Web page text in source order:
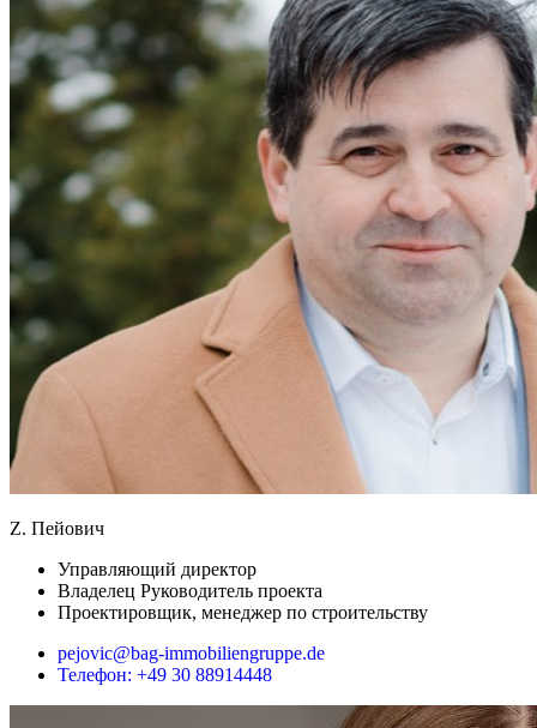
Z. Пейович
Управляющий директор
Владелец Руководитель проекта
Проектировщик, менеджер по строительству
pejovic@bag-immobiliengruppe.de
Телефон: +49 30 88914448